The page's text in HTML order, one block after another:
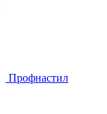
Профнастил